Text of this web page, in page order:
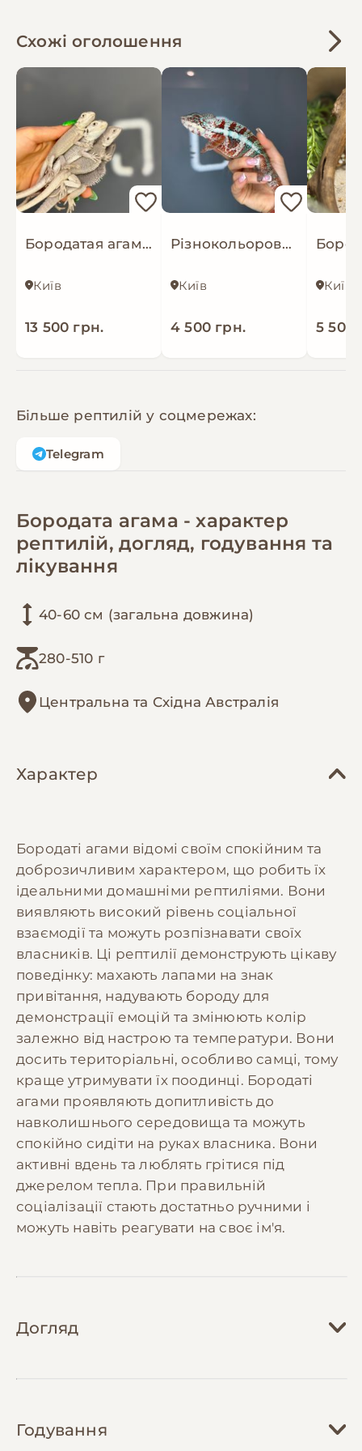
Схожі оголошення
Бородатая агама - белые морфы окрасы
Київ
13 500 грн.
Різнокольоровий хамелеон - ящірка пантеровий хамелеон - самці
Київ
4 500 грн.
Київ
5 500
Більше рептилій у соцмережах:
Telegram
Бородата агама - характер
рептилій, догляд, годування та
лікування
40-60 см (загальна довжина)
280-510 г
Центральна та Східна Австралія
Характер
Бородаті агами відомі своїм спокійним та
доброзичливим характером, що робить їх
ідеальними домашніми рептиліями. Вони
виявляють високий рівень соціальної
взаємодії та можуть розпізнавати своїх
власників. Ці рептилії демонструють цікаву
поведінку: махають лапами на знак
привітання, надувають бороду для
демонстрації емоцій та змінюють колір
залежно від настрою та температури. Вони
досить територіальні, особливо самці, тому
краще утримувати їх поодинці. Бородаті
агами проявляють допитливість до
навколишнього середовища та можуть
спокійно сидіти на руках власника. Вони
активні вдень та люблять грітися під
джерелом тепла. При правильній
соціалізації стають достатньо ручними і
можуть навіть реагувати на своє ім'я.
Догляд
створення відповідного тераріуму з
правильним температурним режимом та
Годування